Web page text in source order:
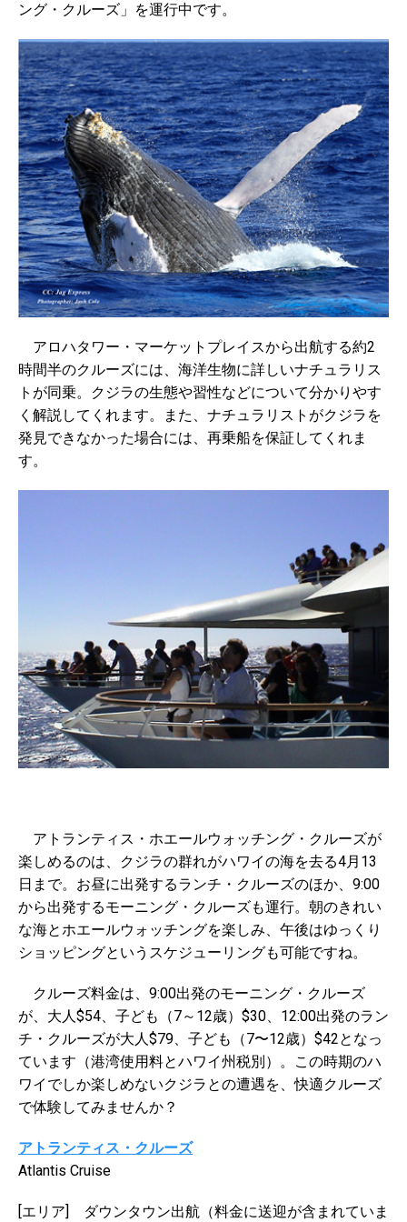
ング・クルーズ」を運行中です。
アロハタワー・マーケットプレイスから出航する約2
時間半のクルーズには、海洋生物に詳しいナチュラリス
トが同乗。クジラの生態や習性などについて分かりやす
く解説してくれます。また、ナチュラリストがクジラを
発見できなかった場合には、再乗船を保証してくれま
す。
アトランティス・ホエールウォッチング・クルーズが
楽しめるのは、クジラの群れがハワイの海を去る4月13
日まで。お昼に出発するランチ・クルーズのほか、9:00
から出発するモーニング・クルーズも運行。朝のきれい
な海とホエールウォッチングを楽しみ、午後はゆっくり
ショッピングというスケジューリングも可能ですね。
クルーズ料金は、9:00出発のモーニング・クルーズ
が、大人$54、子ども（7～12歳）$30、12:00出発のラン
チ・クルーズが大人$79、子ども（7〜12歳）$42となっ
ています（港湾使用料とハワイ州税別）。この時期のハ
ワイでしか楽しめないクジラとの遭遇を、快適クルーズ
で体験してみませんか？
アトランティス・クルーズ
Atlantis Cruise
[エリア] ダウンタウン出航（料金に送迎が含まれていま